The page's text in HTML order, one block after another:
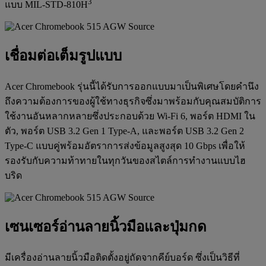
แบบ MIL-STD-810H
เชื่อมต่อเต็มรูปแบบ
Acer Chromebook รุ่นนี้ได้รับการออกแบบมาเป็นพิเศษโดยคำนึง
ถึงความต้องการของผู้ใช้ทางธุรกิจซึ่งมาพร้อมกับคุณสมบัติการ
ใช้งานอันหลากหลายซึ่งประกอบด้วย Wi-Fi 6, พอร์ต HDMI ใน
ตัว, พอร์ต USB 3.2 Gen 1 Type-A, และพอร์ต USB 3.2 Gen 2
Type-C แบบคู่พร้อมอัตราการส่งข้อมูลสูงสุด 10 Gbps เพื่อให้
รองรับกับความท้าทายในทุกวันของสไตล์การทำงานแบบไฮ
บริด
เซนเซอร์อ่านลายนิ้วมือและปุ่มกด
มีเครื่องอ่านลายนิ้วมือติดตั้งอยู่ถัดจากคีย์บอร์ด ซึ่งเป็นวิธีที่